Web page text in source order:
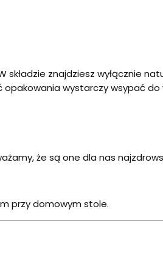
znajdziesz wyłącznie
opakowania wystarczy wsypać
że są one dla nas
przy domowym stole.